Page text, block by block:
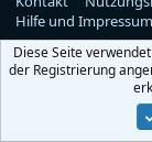
Hilfe und Impressum
Diese Seite
der Registrierung